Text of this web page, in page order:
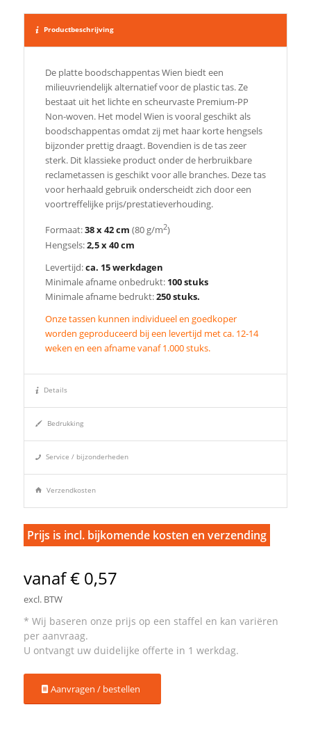
Productbeschrijving
De platte boodschappentas Wien biedt een
milieuvriendelijk alternatief voor de plastic tas. Ze
bestaat uit het lichte en scheurvaste Premium-PP
Non-woven. Het model Wien is vooral geschikt als
boodschappentas omdat zij met haar korte hengsels
bijzonder prettig draagt. Bovendien is de tas zeer
sterk. Dit klassieke product onder de herbruikbare
reclametassen is geschikt voor alle branches. Deze tas
voor herhaald gebruik onderscheidt zich door een
voortreffelijke prijs/prestatieverhouding.
Formaat:38 x 42 cm (80 g/m2)
Hengsels:2,5 x 40 cm
Levertijd:ca. 15 werkdagen
Minimale afname onbedrukt: 100 stuks
Minimale afname bedrukt:250 stuks.
Onze tassen kunnen individueel en goedkoper
worden geproduceerd bij een levertijd met ca. 12-14
weken en een afname vanaf 1.000 stuks.
Details
Bedrukking
Service / bijzonderheden
Verzendkosten
Prijs is incl. bijkomende kosten en verzending
vanaf € 0,57
excl. BTW
Aanvragen / bestellen